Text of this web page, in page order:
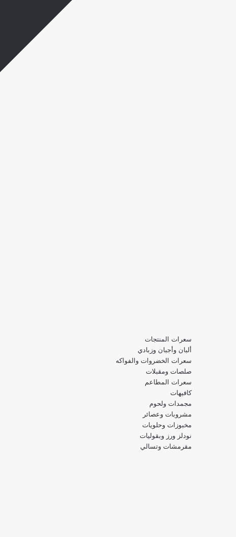
سعرات المنتجات
ألبان وأجبان وزبادي
سعرات الخضروات والفواكه
صلصات ومقبلات
سعرات المطاعم
كافيهات
مجمدات ولحوم
مشروبات وعصائر
مخبوزات وحلويات
نودلز ورز وبقوليات
مقرمشات وتسالي